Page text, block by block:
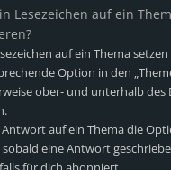
Lesezeichen auf ein
auf ein Thema
Option in den
ober- und unterhalb des
auf ein Thema die
eine Antwort